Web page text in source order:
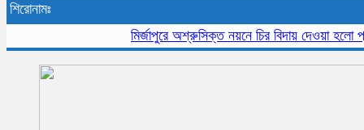
শিরোনামঃ
মির্জাপুরে অশ্রুসিক্ত নয়নে চির বিদায় দেওয়া হলো প্রবীন